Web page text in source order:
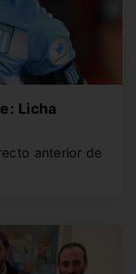
Licha
anterior de